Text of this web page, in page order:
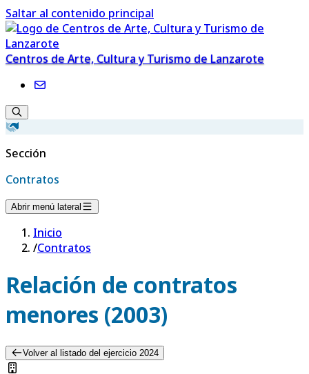
Saltar al contenido principal
Centros de Arte, Cultura y Turismo de Lanzarote
Sección
Contratos
Abrir menú lateral
Inicio
/Contratos
Relación de contratos
menores (2003)
Volver al listado del ejercicio 2024